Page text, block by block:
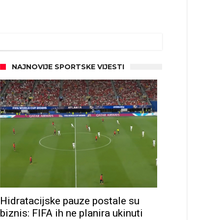
NAJNOVIJE SPORTSKE VIJESTI
Hidratacijske pauze postale su
biznis: FIFA ih ne planira ukinuti